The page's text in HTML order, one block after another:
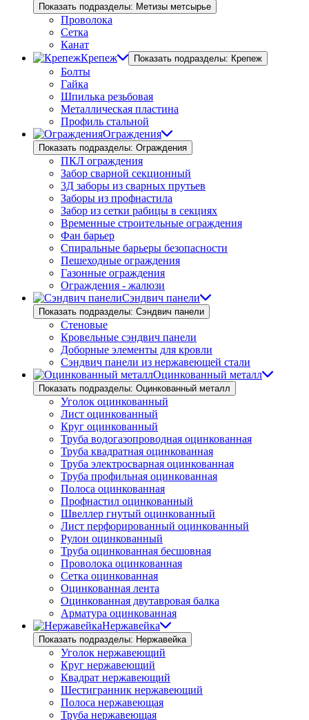
Показать подразделы: Метизы метсырье
Проволока
Сетка
Канат
Крепеж
Показать подразделы: Крепеж
Болты
Гайка
Шпилька резьбовая
Металлическая пластина
Профиль стальной
Ограждения
Показать подразделы: Ограждения
ПКЛ ограждения
Забор сварной секционный
3Д заборы из сварных прутьев
Заборы из профнастила
Забор из сетки рабицы в секциях
Временные строительные ограждения
Фан барьер
Спиральные барьеры безопасности
Пешеходные ограждения
Газонные ограждения
Ограждения - жалюзи
Сэндвич панели
Показать подразделы: Сэндвич панели
Стеновые
Кровельные сэндвич панели
Доборные элементы для кровли
Сэндвич панели из нержавеющей стали
Оцинкованный металл
Показать подразделы: Оцинкованный металл
Уголок оцинкованный
Лист оцинкованный
Круг оцинкованный
Труба водогазопроводная оцинкованная
Труба квадратная оцинкованная
Труба электросварная оцинкованная
Труба профильная оцинкованная
Полоса оцинкованная
Профнастил оцинкованный
Швеллер гнутый оцинкованный
Лист перфорированный оцинкованный
Рулон оцинкованный
Труба оцинкованная бесшовная
Проволока оцинкованная
Сетка оцинкованная
Оцинкованная лента
Оцинкованная двутавровая балка
Арматура оцинкованная
Нержавейка
Показать подразделы: Нержавейка
Уголок нержавеющий
Круг нержавеющий
Квадрат нержавеющий
Шестигранник нержавеющий
Полоса нержавеющая
Труба нержавеющая